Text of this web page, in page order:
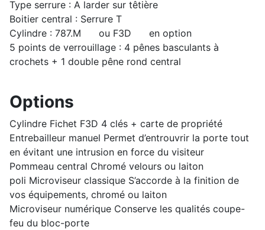
Type serrure : A larder sur têtière
Boitier central : Serrure T
Cylindre : 787.M
ou F3D
en option
5 points de verrouillage : 4 pênes basculants à
crochets + 1 double pêne rond central
Options
Cylindre Fichet F3D 4 clés + carte de propriété
Entrebailleur manuel Permet d’entrouvrir la porte tout
en évitant une intrusion en force du visiteur
Pommeau central Chromé velours ou laiton
poli Microviseur classique S’accorde à la finition de
vos équipements, chromé ou laiton
Microviseur numérique Conserve les qualités coupe-
feu du bloc-porte